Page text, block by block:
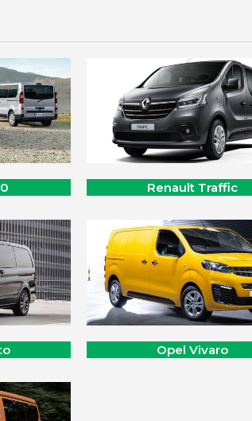
Renault Traffic
Opel Vivaro